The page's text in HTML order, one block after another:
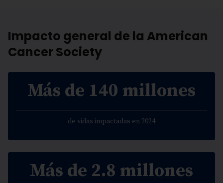
Impacto general de la American
Cancer Society
Más de 140 millones
de vidas impactadas en 2024
Más de 2.8 millones